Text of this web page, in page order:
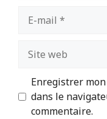
mail
web
Enregistrer
dans le
commentaire.